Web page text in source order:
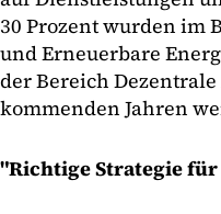
30 Prozent wurden im
und Erneuerbare
der Bereich
kommenden Jahren
"Richtige Strategie